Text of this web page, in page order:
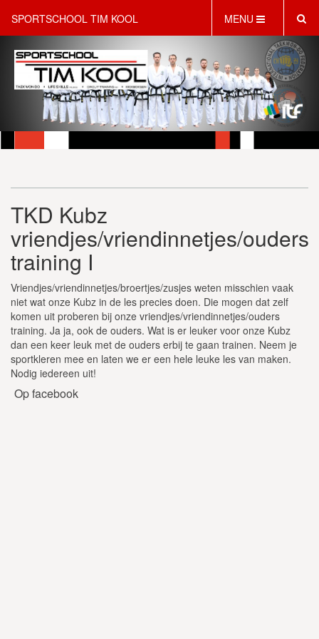
SPORTSCHOOL TIM KOOL MENU
HOME
INFORMATIE
LESAANBOD
ROOSTER
KINDERFEESTJES
WEBSHOP
SCHRIJF JE NU IN!
CONTACT
TKD Kubz
vriendjes/vriendinnetjes/ouders
training I
Vriendjes/vriendinnetjes/broertjes/zusjes weten misschien vaak
niet wat onze Kubz in de les precies doen. Die mogen dat zelf
komen uit proberen bij onze vriendjes/vriendinnetjes/ouders
training. Ja ja, ook de ouders. Wat is er leuker voor onze Kubz
dan een keer leuk met de ouders erbij te gaan trainen. Neem je
sportkleren mee en laten we er een hele leuke les van maken.
Nodig iedereen uit!
Op facebook